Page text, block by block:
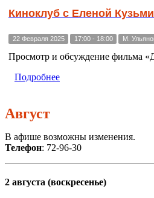
Киноклуб с Еленой
22 Февраля 2025 17:00 - 18:00 М.
Просмотр и обсуждение фильма
Подробнее
Август
В афише возможны изменения.
Телефон: 72-96-30
2 августа (воскресенье)